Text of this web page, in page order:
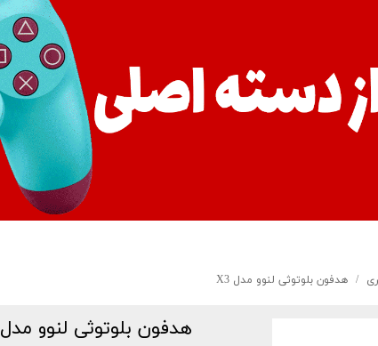
هدفون بلوتوثی لنوو مدل X3
هدفون بلوتوثی لنوو مدل X3